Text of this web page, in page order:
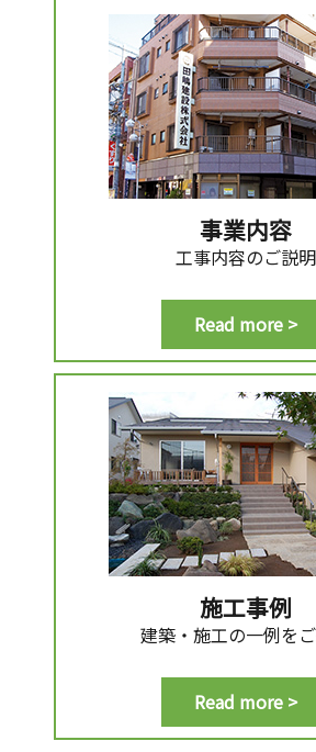
事業内容
工事内容のご説明
Read more >
施工事例
建築・施工の一例を
Read more >